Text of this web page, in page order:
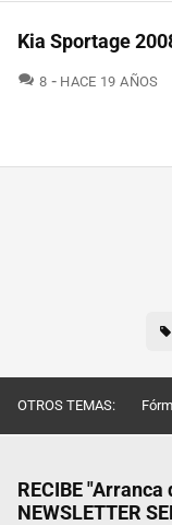
Kia Sportage
8 COMENTARIOS
HACE 19 AÑOS
OTROS TEMAS:
RECIBE
NEWSLETTER